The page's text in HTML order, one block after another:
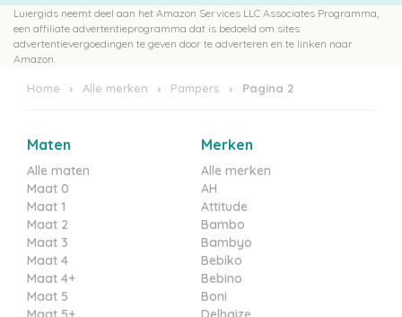
Luiergids neemt deel aan het Amazon Services LLC Associates Programma,
een affiliate advertentieprogramma dat is bedoeld om sites
advertentievergoedingen te geven door te adverteren en te linken naar
Amazon.
Home Alle merken Pampers Pagina 2
Maten
Alle maten
Maat 0
Maat 1
Maat 2
Maat 3
Maat 4
Maat 4+
Maat 5
Merken
Alle merken
AH
Attitude
Bambo
Bambyo
Bebiko
Bebino
Boni